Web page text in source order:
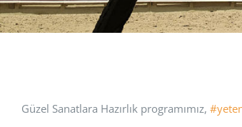
Güzel Sanatlara Hazırlık programımız,